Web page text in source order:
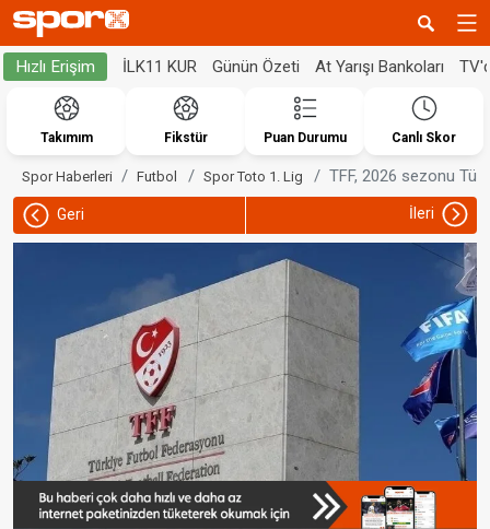
Hızlı Erişim İLK11 KUR Günün Özeti At Yarışı Bankoları
Takımım Fikstür Puan Durumu Canlı Skor
Spor Haberleri Futbol Spor Toto 1. Lig TFF, 2026 sezonu
Geri İleri